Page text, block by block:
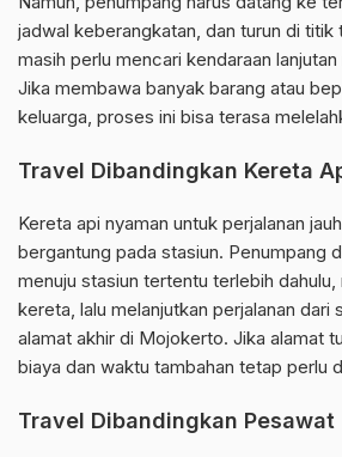
jadwal keberangkatan, dan turun di titik
masih perlu mencari kendaraan
Jika membawa banyak barang atau
keluarga, proses ini bisa terasa
Travel Dibandingkan Kereta
Kereta api nyaman untuk perjalanan
bergantung pada stasiun. Penumpang
menuju stasiun tertentu terlebih
kereta, lalu melanjutkan perjalanan dari
alamat akhir di Mojokerto. Jika alamat
biaya dan waktu tambahan tetap perlu
Travel Dibandingkan Pesawat